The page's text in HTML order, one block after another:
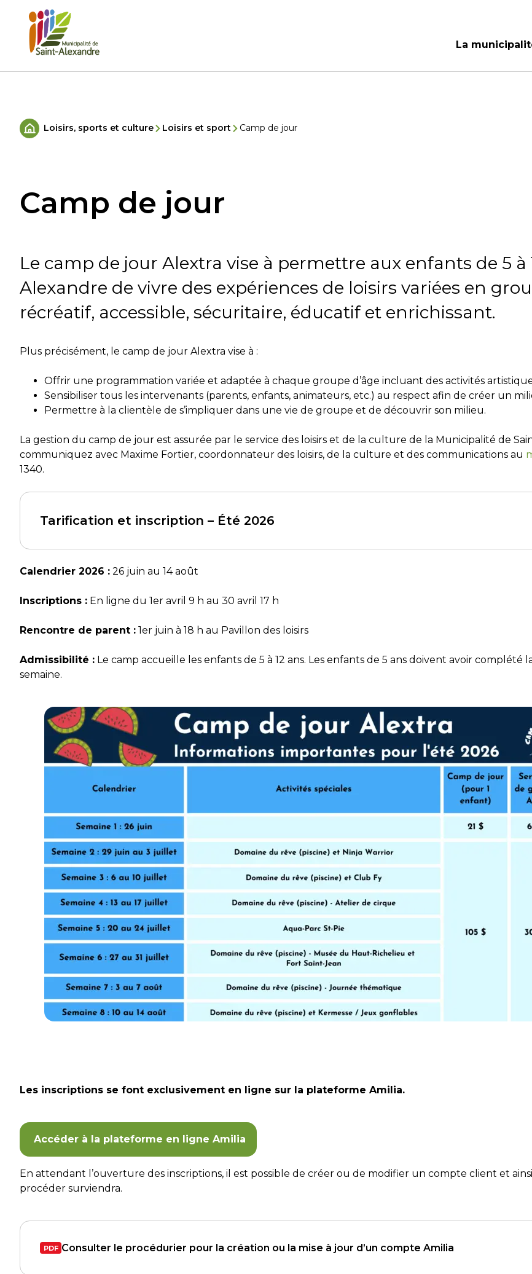
contenu
La
Ouvrir/Fermer
Accueil Loisirs, sports et culture Loisirs et sport Camp de jour
Camp de jour
Le camp de jour Alextra vise à permettre aux enfants de 5 à
Alexandre de vivre des expériences de loisirs variées en
récréatif, accessible, sécuritaire, éducatif et enrichissant.
Plus précisément, le camp de jour Alextra vise à :
Offrir une programmation variée et adaptée à chaque groupe d’âge incluant des activités
Sensibiliser tous les intervenants (parents, enfants, animateurs, etc.) au respect afin de créer un
Permettre à la clientèle de s’impliquer dans une vie de groupe et de découvrir son milieu.
La gestion du camp de jour est assurée par le service des loisirs et de la culture de la Municipalité de
communiquez avec Maxime Fortier, coordonnateur des loisirs, de la culture et des communications au
1340.
Tarification et inscription – Été 2026
Calendrier 2026 : 26 juin au 14 août
Inscriptions : En ligne du 1er avril 9 h au 30 avril 17 h
Rencontre de parent : 1er juin à 18 h au Pavillon des loisirs
Admissibilité : Le camp accueille les enfants de 5 à 12 ans. Les enfants de 5 ans doivent avoir
semaine.
Les inscriptions se font exclusivement en ligne sur la plateforme Amilia.
Accéder à la plateforme en ligne Amilia
En attendant l’ouverture des inscriptions, il est possible de créer ou de modifier un compte client et
procéder surviendra.
Consulter le procédurier pour la création ou la mise à jour d’un compte Amilia